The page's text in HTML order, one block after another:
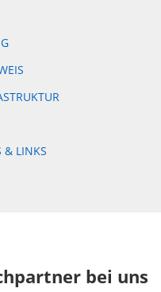
& LINKS
bei uns